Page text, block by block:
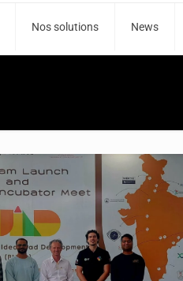
Nos solutions News